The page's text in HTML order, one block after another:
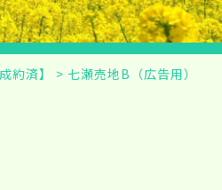
約済】 > 七瀬売地B（広告用）